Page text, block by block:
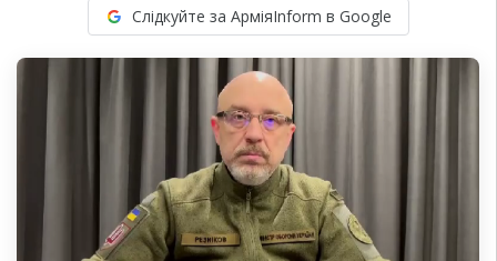
Слідкуйте за АрміяInform в Google